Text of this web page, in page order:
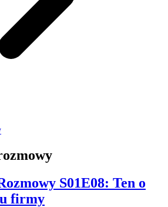
S01E08: Ten o
firmy